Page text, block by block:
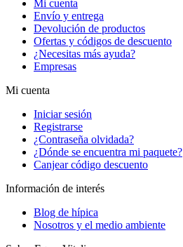
Mi cuenta
Envío y entrega
Devolución de productos
Ofertas y códigos de descuento
¿Necesitas más ayuda?
Empresas
Mi cuenta
Iniciar sesión
Registrarse
¿Contraseña olvidada?
¿Dónde se encuentra mi paquete?
Canjear código descuento
Información de interés
Blog de hípica
Nosotros y el medio ambiente